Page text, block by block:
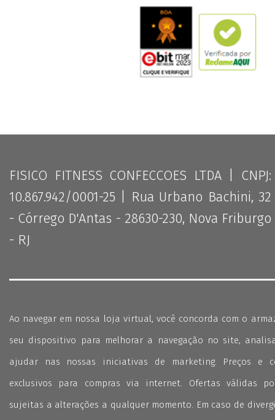
FISICO FITNESS CONFECCOES LTDA | CNPJ:
10.867.942/0001-25 | Rua Urbano Bachini, 32
- Córrego D'Antas - 28630-230, Nova Friburgo
- RJ
Ao navegar em nossa loja virtual, você concorda com o
seu dispositivo para melhorar a navegação no site,
ajudar nas nossas iniciativas de marketing. Preços e
exclusivos para compras via internet. Ofertas válidas
sujeitas a alterações a qualquer momento. Em caso de